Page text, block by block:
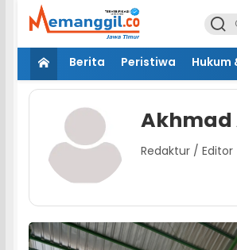
Berita Peristiwa Hukum
Akhmad
Redaktur / Editor